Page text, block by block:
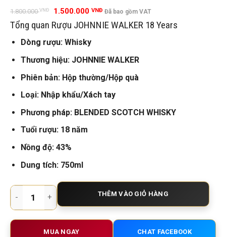
1.800.000VNĐ
Giá
là:
1.500.000 VNĐGiá
tại
Đã bao gồm VAT
Tổng quan Rượu JOHNNIE WALKER 18 Years
Dòng rượu: Whisky
Thương hiệu: JOHNNIE WALKER
Phiên bản: Hộp thường/Hộp quà
Loại: Nhập khẩu/Xách tay
Phương pháp: BLENDED SCOTCH WHISKY
Tuổi rượu: 18 năm
Nồng độ: 43%
Dung tích: 750ml
Rượu Johnnie Walker 18 Years – Đỉnh Cao Whisky Trưởng
THÊM VÀO GIỎ HÀNG
MUA NGAY CHAT FACEBOOK